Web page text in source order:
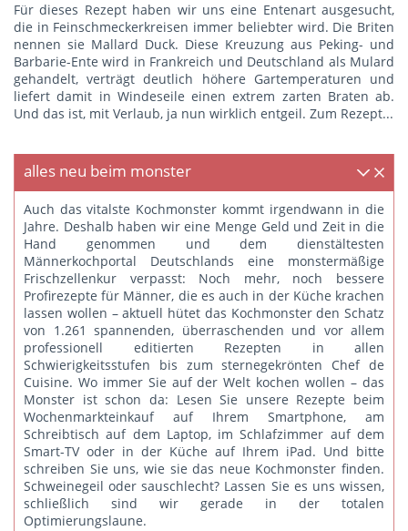
Für dieses Rezept haben wir uns eine Entenart ausgesucht,
die in Feinschmeckerkreisen immer beliebter wird. Die Briten
nennen sie Mallard Duck. Diese Kreuzung aus Peking- und
Barbarie-Ente wird in Frankreich und Deutschland als Mulard
gehandelt, verträgt deutlich höhere Gartemperaturen und
liefert damit in Windeseile einen extrem zarten Braten ab.
Und das ist, mit Verlaub, ja nun wirklich entgeil. Zum Rezept...
alles neu beim monster
Auch das vitalste Kochmonster kommt irgendwann in die
Jahre. Deshalb haben wir eine Menge Geld und Zeit in die
Hand genommen und dem dienstältesten
Männerkochportal Deutschlands eine monstermäßige
Frischzellenkur verpasst: Noch mehr, noch bessere
Profirezepte für Männer, die es auch in der Küche krachen
lassen wollen – aktuell hütet das Kochmonster den Schatz
von 1.261 spannenden, überraschenden und vor allem
professionell editierten Rezepten in allen
Schwierigkeitsstufen bis zum sternegekrönten Chef de
Cuisine. Wo immer Sie auf der Welt kochen wollen – das
Monster ist schon da: Lesen Sie unsere Rezepte beim
Wochenmarkteinkauf auf Ihrem Smartphone, am
Schreibtisch auf dem Laptop, im Schlafzimmer auf dem
Smart-TV oder in der Küche auf Ihrem iPad. Und bitte
schreiben Sie uns, wie sie das neue Kochmonster finden.
Schweinegeil oder sauschlecht? Lassen Sie es uns wissen,
schließlich sind wir gerade in der totalen
Optimierungslaune.